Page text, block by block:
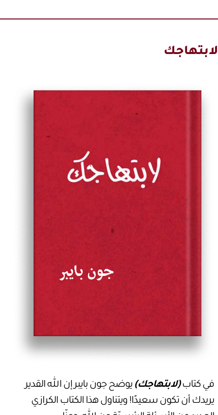
لابتهاجك
في كتاب(لابتهاجك) يوضح جون بايبر إن الله القدير
يريدك أن تكون سعيدًا! ويتناول هذا الكتاب الكرازي